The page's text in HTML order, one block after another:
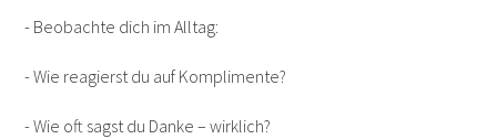
- Beobachte dich im Alltag:
- Wie reagierst du auf Komplimente?
- Wie oft sagst du Danke – wirklich?